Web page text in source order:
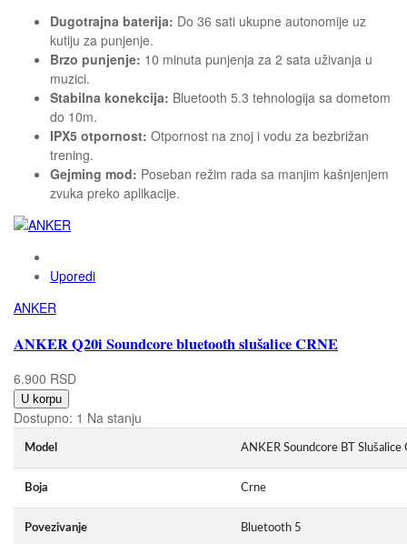
Dugotrajna baterija: Do 36 sati ukupne autonomije uz
kutiju za punjenje.
Brzo punjenje: 10 minuta punjenja za 2 sata uživanja u
muzici.
Stabilna konekcija: Bluetooth 5.3 tehnologija sa dometom
do 10m.
IPX5 otpornost: Otpornost na znoj i vodu za bezbrižan
trening.
Gejming mod: Poseban režim rada sa manjim kašnjenjem
zvuka preko aplikacije.
Uporedi
ANKER
ANKER Q20i Soundcore bluetooth slušalice CRNE
6.900 RSD
U korpu
Dostupno: 1 Na stanju
Model ANKER Soundcore BT Slušalice
Boja Crne
Povezivanje Bluetooth 5